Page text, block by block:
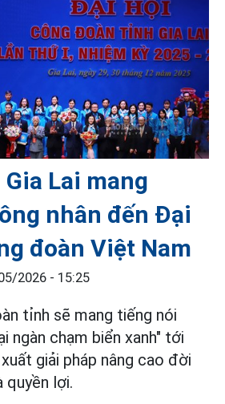
Lai mang
nhân đến Đại
đoàn Việt Nam
2026 - 15:25
tỉnh sẽ mang tiếng nói
ngàn chạm biển xanh" tới
giải pháp nâng cao đời
quyền lợi.